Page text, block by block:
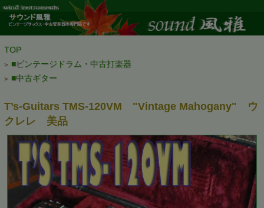
TOP
> ■ビンテージドラム・中古打楽器
> ■中古ギター
T’s-Guitars TMS-120VM "Vintage Mahogany" ウ
クレレ 美品